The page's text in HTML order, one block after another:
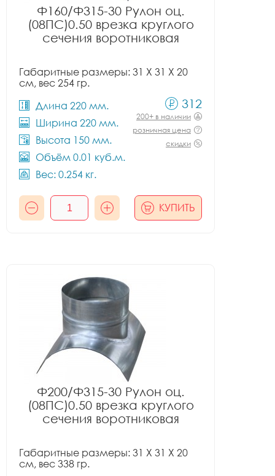
Ф160/Ф315-30 Рулон оц.
(08ПС)0.50 врезка круглого
сечения воротниковая
Габаритные размеры: 31 X 31 X 20
см, вес 254 гр.
Длина 220 мм.
Ширина 220 мм.
Высота 150 мм.
Объём 0.01 куб.м.
Вес: 0.254 кг.
312
200+ в наличии
розничная цена
скидки
КУПИТЬ
Ф200/Ф315-30 Рулон оц.
(08ПС)0.50 врезка круглого
сечения воротниковая
Габаритные размеры: 31 X 31 X 20
см, вес 338 гр.